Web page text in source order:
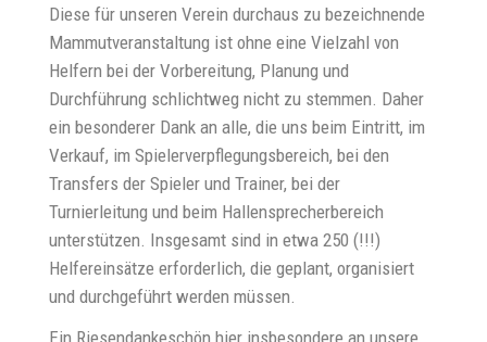
Diese für unseren Verein durchaus zu bezeichnende
Mammutveranstaltung ist ohne eine Vielzahl von
Helfern bei der Vorbereitung, Planung und
Durchführung schlichtweg nicht zu stemmen. Daher
ein besonderer Dank an alle, die uns beim Eintritt, im
Verkauf, im Spielerverpflegungsbereich, bei den
Transfers der Spieler und Trainer, bei der
Turnierleitung und beim Hallensprecherbereich
unterstützen. Insgesamt sind in etwa 250 (!!!)
Helfereinsätze erforderlich, die geplant, organisiert
und durchgeführt werden müssen.
Ein Riesendankeschön hier insbesondere an unsere